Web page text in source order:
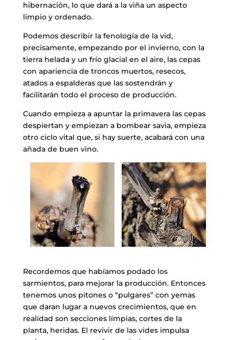
hibernación, lo que dará a la viña un aspecto
limpio y ordenado.
Podemos describir la fenología de la vid,
precisamente, empezando por el invierno, con la
tierra helada y un frío glacial en el aire, las cepas
con apariencia de troncos muertos, resecos,
atados a espalderas que las sostendrán y
facilitarán todo el proceso de producción.
Cuando empieza a apuntar la primavera las cepas
despiertan y empiezan a bombear savia, empieza
otro ciclo vital que, si hay suerte, acabará con una
añada de buen vino.
Recordemos que habíamos podado los
sarmientos, para mejorar la producción. Entonces
tenemos unos pitones o “pulgares” con yemas
que daran lugar a nuevos crecimientos, que en
realidad son secciones límpias, cortes de la
planta, heridas. El revivir de las vides impulsa